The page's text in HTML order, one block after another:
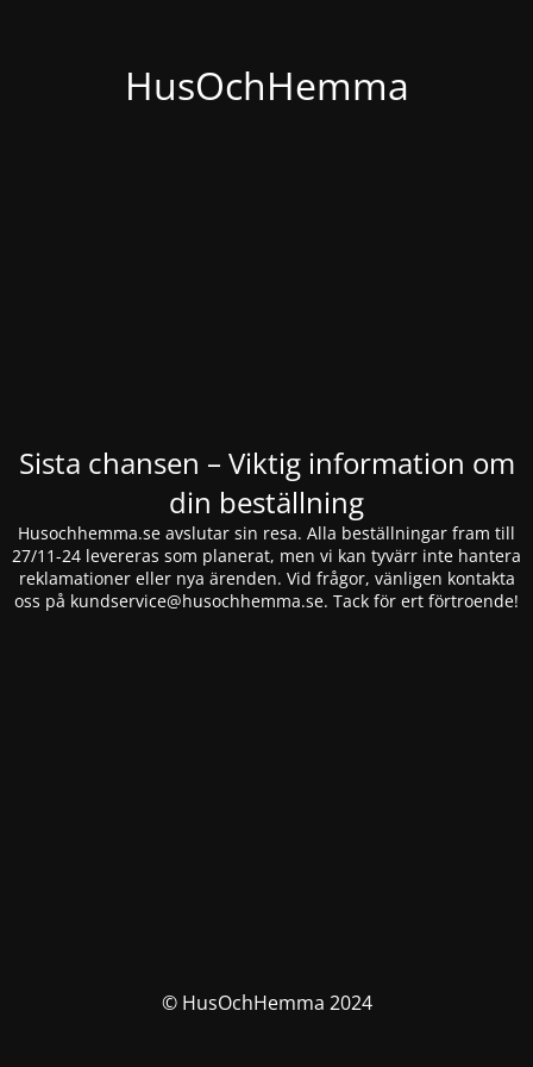
HusOchHemma
Sista chansen – Viktig information om
din beställning
Husochhemma.se avslutar sin resa. Alla beställningar fram till
27/11-24 levereras som planerat, men vi kan tyvärr inte hantera
reklamationer eller nya ärenden. Vid frågor, vänligen kontakta
oss på kundservice@husochhemma.se. Tack för ert förtroende!
© HusOchHemma 2024